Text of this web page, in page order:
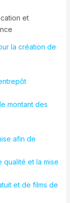
et
la création de
montant des
afin de
qualité et la mise
et de films de